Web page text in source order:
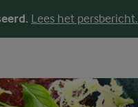
Lees het persbericht.